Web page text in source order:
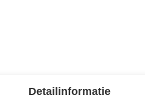
Detailinformatie